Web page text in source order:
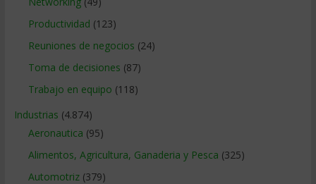
Productividad (123)
Reuniones de negocios (24)
Toma de decisiones (87)
Trabajo en equipo (118)
Industrias (4.874)
Aeronautica (95)
Alimentos, Agricultura, Ganaderia y Pesca (325)
Automotriz(379)